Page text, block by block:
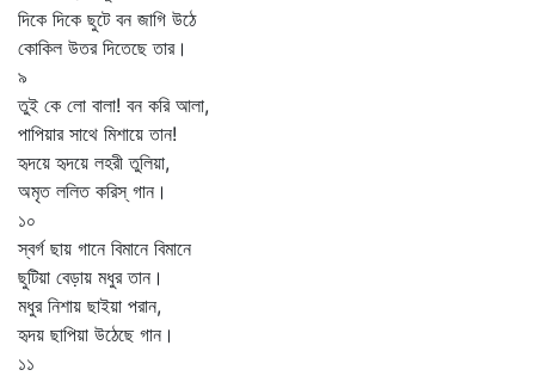
দিকে দিকে ছুটে বন জাগি উঠে
কোকিল উতর দিতেছে তার।
৯
তুই কে লো বালা! বন করি আলা,
পাপিয়ার সাথে মিশায়ে তান!
হৃদয়ে হৃদয়ে লহরী তুলিয়া,
অমৃত ললিত করিস্‌ গান।
১০
স্বর্গ ছায় গানে বিমানে বিমানে
ছুটিয়া বেড়ায় মধুর তান।
মধুর নিশায় ছাইয়া পরান,
হৃদয় ছাপিয়া উঠেছে গান।
১১